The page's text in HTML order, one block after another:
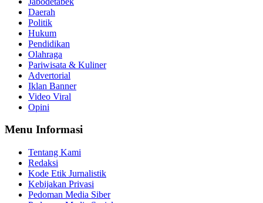
Daerah
Politik
Hukum
Pendidikan
Olahraga
Pariwisata & Kuliner
Advertorial
Iklan Banner
Video Viral
Opini
Menu Informasi
Tentang Kami
Redaksi
Kode Etik Jurnalistik
Kebijakan Privasi
Pedoman Media Siber